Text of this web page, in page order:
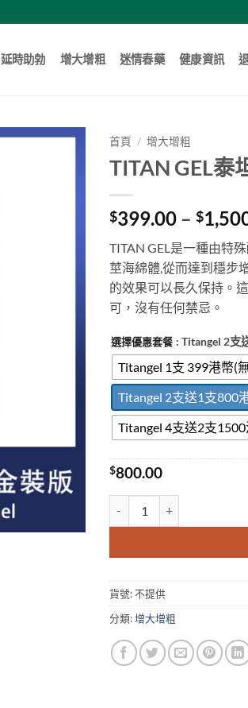
延時助勃 增大增粗 迷情春藥 健康資訊
首頁 / 增大增粗
TITAN GEL泰
$399.00 – $
TITAN GEL是一種由特
莖海綿體,從而達到穩步
的效果可以長久保持。
可，沒有任何禁忌。
選擇優惠套餐 : Titangel 2支
Titangel 1支 399港幣(
Titangel 2支送1支800
Titangel 4支送2支
$800.00
貨號:不提供
分類:增大增粗